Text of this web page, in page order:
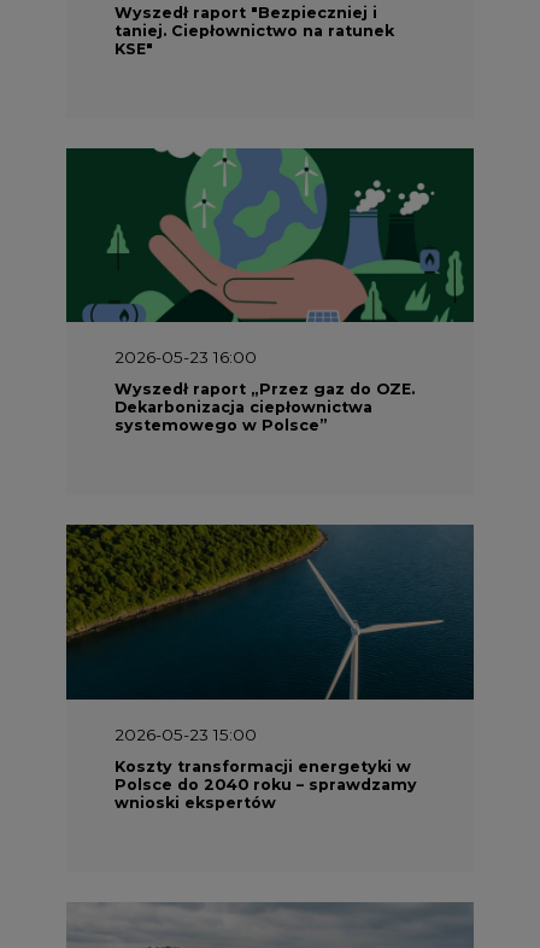
Wyszedł raport "Bezpieczniej i
taniej. Ciepłownictwo na ratunek
KSE"
2026-05-23 16:00
Wyszedł raport „Przez gaz do OZE.
Dekarbonizacja ciepłownictwa
systemowego w Polsce”
2026-05-23 15:00
Koszty transformacji energetyki w
Polsce do 2040 roku – sprawdzamy
wnioski ekspertów